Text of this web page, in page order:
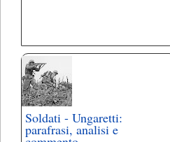
Soldati - Ungaretti:
parafrasi, analisi e